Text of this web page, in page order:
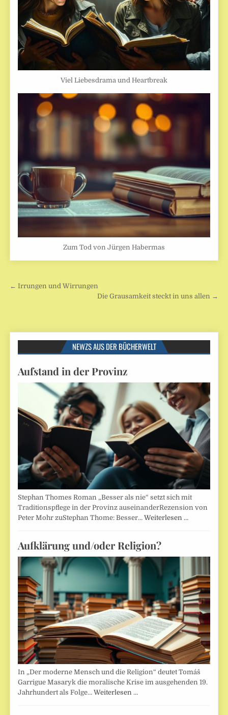
Viel Liebesdrama und Heartbreak
Zum Tod von Jürgen Habermas
Beitragsnavigation
← Irrungen und Wirrungen
Die Grausamkeit steckt in uns allen →
NEWZS AUS DER BÜCHERWELT
Aufstand in der Provinz
Stephan Thomes Roman „Besser als nie“ setzt sich mit
Traditionspflege in der Provinz auseinanderRezension von
Peter Mohr zuStephan Thome: Besser…Weiterlesen …
Aufklärung und/oder Religion?
In „Der moderne Mensch und die Religion“ deutet Tomáš
Garrigue Masaryk die moralische Krise im ausgehenden 19.
Jahrhundert als Folge…Weiterlesen …